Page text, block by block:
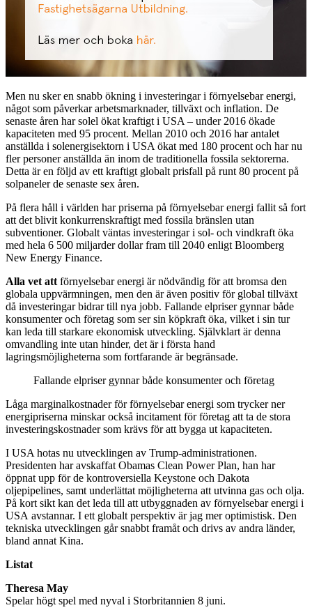
Men nu sker en snabb ökning i investeringar i förnyelsebar energi,
något som påverkar arbetsmarknader, tillväxt och inflation. De
senaste åren har solel ökat kraftigt i USA – under 2016 ökade
kapaciteten med 95 procent. Mellan 2010 och 2016 har antalet
anställda i solenergisektorn i USA ökat med 180 procent och har nu
fler personer anställda än inom de traditionella fossila sektorerna.
Detta är en följd av ett kraftigt globalt prisfall på runt 80 procent på
solpaneler de senaste sex åren.
På flera håll i världen har priserna på förnyelsebar energi fallit så fort
att det blivit konkurrenskraftigt med fossila bränslen utan
subventioner. Globalt väntas investeringar i sol- och vindkraft öka
med hela 6 500 miljarder dollar fram till 2040 enligt Bloomberg
New Energy Finance.
Alla vet att förnyelsebar energi är nödvändig för att bromsa den
globala uppvärmningen, men den är även positiv för global tillväxt
då investeringar bidrar till nya jobb. Fallande elpriser gynnar både
konsumenter och företag som ser sin köpkraft öka, vilket i sin tur
kan leda till starkare ekonomisk utveckling. Självklart är denna
omvandling inte utan hinder, det är i första hand
lagringsmöjligheterna som fortfarande är begränsade.
Fallande elpriser gynnar både konsumenter och företag
Låga marginalkostnader för förnyelsebar energi som trycker ner
energipriserna minskar också incitament för företag att ta de stora
investeringskostnader som krävs för att bygga ut kapaciteten.
I USA hotas nu utvecklingen av Trump-administrationen.
Presidenten har avskaffat Obamas Clean Power Plan, han har
öppnat upp för de kontroversiella Keystone och Dakota
oljepipelines, samt underlättat möjligheterna att utvinna gas och olja.
På kort sikt kan det leda till att utbyggnaden av förnyelsebar energi i
USA avstannar. I ett globalt perspektiv är jag mer optimistisk. Den
tekniska utvecklingen går snabbt framåt och drivs av andra länder,
bland annat Kina.
Listat
Theresa May
Spelar högt spel med nyval i Storbritannien 8 juni.